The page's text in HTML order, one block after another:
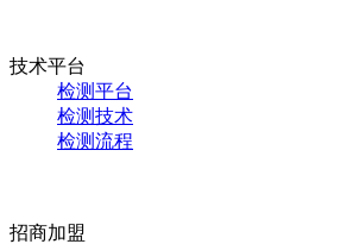
技术平台
检测平台
检测技术
检测流程
招商加盟